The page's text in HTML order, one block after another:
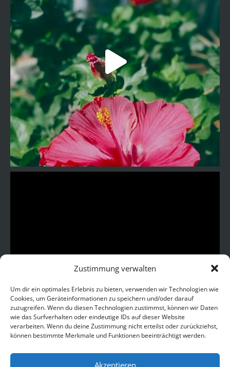
Zustimmung verwalten
Um dir ein optimales Erlebnis zu bieten, verwenden wir Technologien wie
Cookies, um Geräteinformationen zu speichern und/oder darauf
zuzugreifen. Wenn du diesen Technologien zustimmst, können wir Daten
wie das Surfverhalten oder eindeutige IDs auf dieser Website
verarbeiten. Wenn du deine Zustimmung nicht erteilst oder zurückziehst,
können bestimmte Merkmale und Funktionen beeinträchtigt werden.
Akzeptieren